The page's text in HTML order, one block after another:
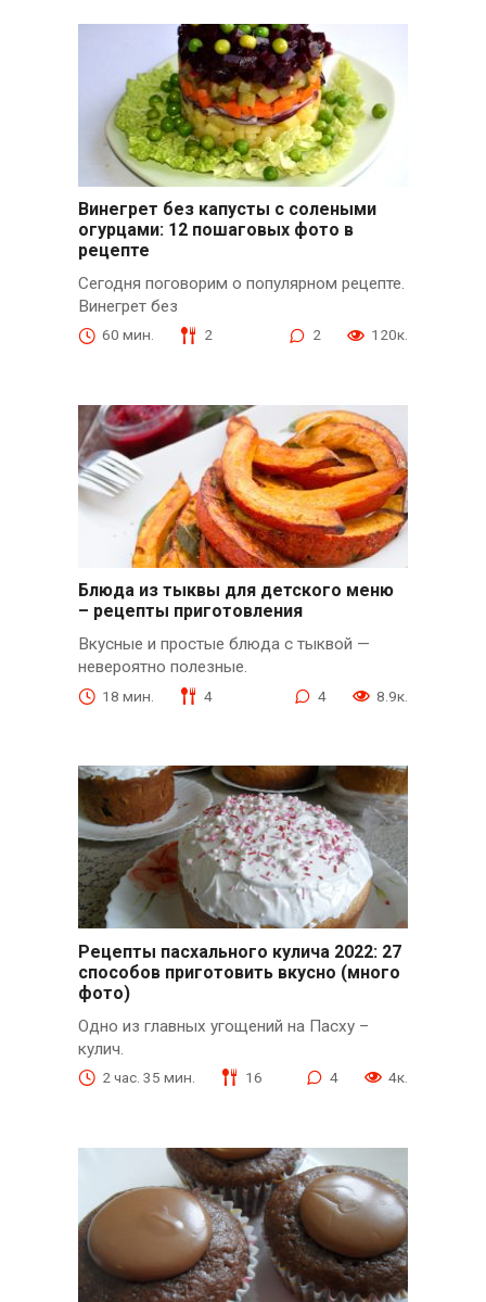
Винегрет без капусты с солеными
огурцами: 12 пошаговых фото в
рецепте
Сегодня поговорим о популярном рецепте.
Винегрет без
60 мин. 2 2 120к.
Блюда из тыквы для детского меню
– рецепты приготовления
Вкусные и простые блюда с тыквой —
невероятно полезные.
18 мин. 4 4 8.9к.
Рецепты пасхального кулича 2022: 27
способов приготовить вкусно (много
фото)
Одно из главных угощений на Пасху –
кулич.
2 час. 35 мин. 16 4 4к.